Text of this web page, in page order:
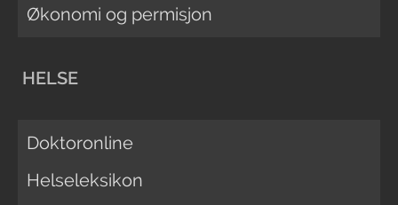
Økonomi og permisjon
HELSE
Doktoronline
Helseleksikon